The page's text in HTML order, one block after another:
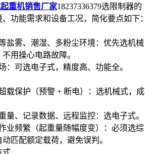
重机销售厂家18237336379选限制器的
功能需求和设备工况，简化要点如下：
盐雾、潮湿、多粉尘环境：优先选机械
用操心电路故障。
可选电子式，精度高、功能全。
载保护（预警 + 断电）：选机械式，成
、记录数据、远程监控：选电子式。
业频繁（起重量随幅度变）：必须选综
匹配额定载荷，避免误判。